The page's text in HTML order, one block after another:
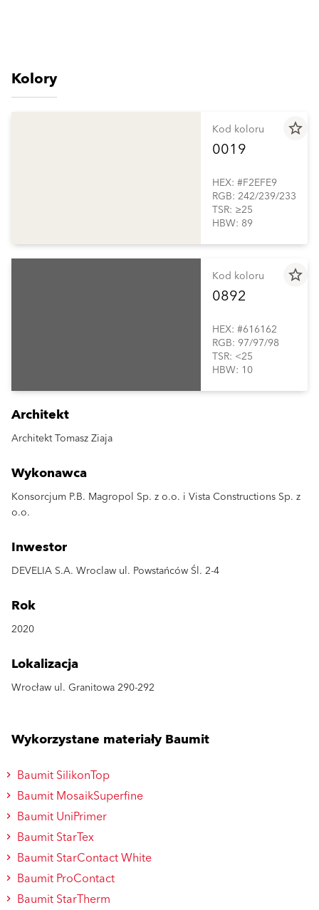
Kolory
star_border
Kod koloru
0019
HEX: #F2EFE9
RGB: 242/239/233
TSR: ≥25
HBW: 89
star_border
Kod koloru
0892
HEX: #616162
RGB: 97/97/98
TSR: <25
HBW: 10
Architekt
Architekt Tomasz Ziaja
Wykonawca
Konsorcjum P.B. Magropol Sp. z o.o. i Vista Constructions Sp. z
o.o.
Inwestor
DEVELIA S.A. Wroclaw ul. Powstańców Śl. 2-4
Rok
2020
Lokalizacja
Wrocław ul. Granitowa 290-292
Wykorzystane materiały Baumit
Baumit SilikonTop
Baumit MosaikSuperfine
Baumit UniPrimer
Baumit StarTex
Baumit StarContact White
Baumit ProContact
Baumit StarTherm